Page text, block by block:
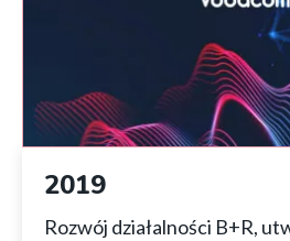
2019
Rozwój działalności B+R,